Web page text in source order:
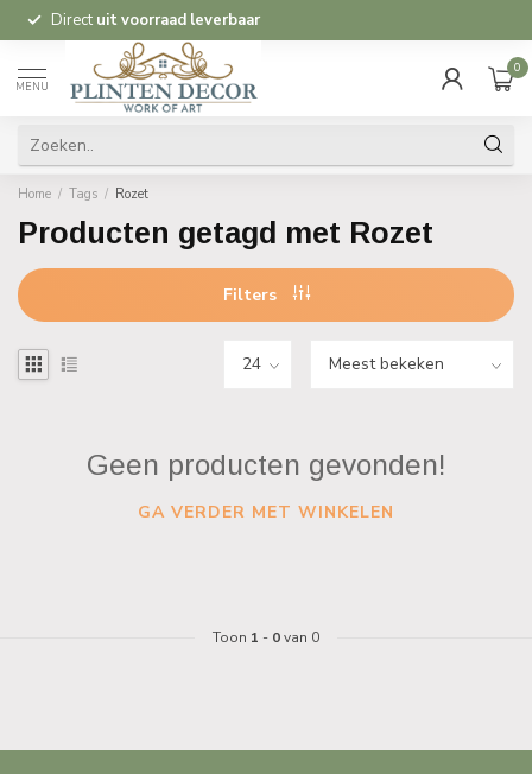
Direct uit voorraad leverbaar
MENU
0
Home / Tags / Rozet
Producten getagd met Rozet
Filters
Geen producten gevonden!
GA VERDER MET WINKELEN
Toon 1 - 0van 0